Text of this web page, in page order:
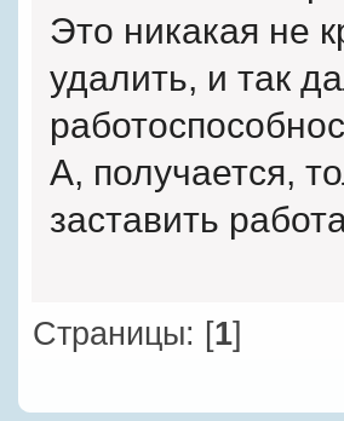
Это никакая не
удалить, и так
А, получается,
заставить
Страницы: [1]